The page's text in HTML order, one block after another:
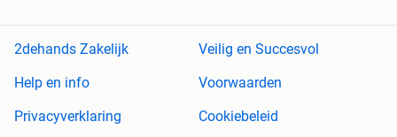
2dehands Zakelijk
Veilig en Succesvol
Help en info
Voorwaarden
Privacyverklaring
Cookiebeleid